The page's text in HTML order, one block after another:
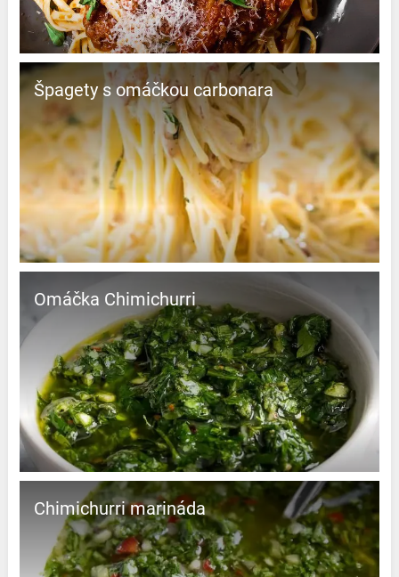
Špagety s omáčkou carbonara
Omáčka Chimichurri
Chimichurri marináda